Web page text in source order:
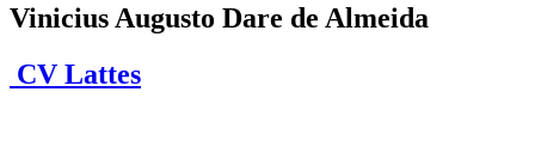
Vinicius Augusto Dare de Almeida
CV Lattes